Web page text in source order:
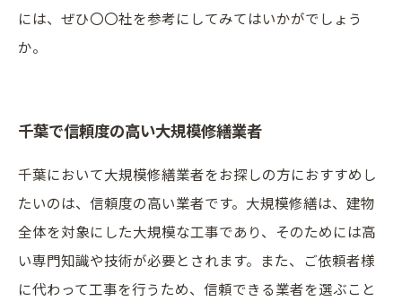
には、ぜひ〇〇社を参考にしてみてはいかがでしょう
か。
千葉で信頼度の高い大規模修繕業者
千葉において大規模修繕業者をお探しの方におすすめし
たいのは、信頼度の高い業者です。大規模修繕は、建物
全体を対象にした大規模な工事であり、そのためには高
い専門知識や技術が必要とされます。また、ご依頼者様
に代わって工事を行うため、信頼できる業者を選ぶこと